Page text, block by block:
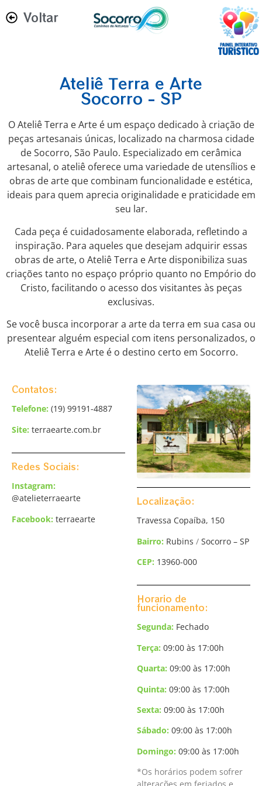
Voltar
Ateliê Terra e Arte
Socorro - SP
O Ateliê Terra e Arte é um espaço dedicado à criação de
peças artesanais únicas, localizado na charmosa cidade
de Socorro, São Paulo. Especializado em cerâmica
artesanal, o ateliê oferece uma variedade de utensílios e
obras de arte que combinam funcionalidade e estética,
ideais para quem aprecia originalidade e praticidade em
seu lar.
Cada peça é cuidadosamente elaborada, refletindo a
inspiração. Para aqueles que desejam adquirir essas
obras de arte, o Ateliê Terra e Arte disponibiliza suas
criações tanto no espaço próprio quanto no Empório do
Cristo, facilitando o acesso dos visitantes às peças
exclusivas.
Se você busca incorporar a arte da terra em sua casa ou
presentear alguém especial com itens personalizados, o
Ateliê Terra e Arte é o destino certo em Socorro.
Contatos:
Telefone: (19) 99191-4887
Site: terraearte.com.br
Redes Sociais:
Instagram:
@atelieterraearte
Facebook: terraearte
Localização:
Travessa Copaíba, 150
Bairro: Rubins / Socorro – SP
CEP: 13960-000
Horario de
funcionamento:
Segunda: Fechado
Terça: 09:00 às 17:00h
Quarta: 09:00 às 17:00h
Quinta: 09:00 às 17:00h
Sexta: 09:00 às 17:00h
Sábado: 09:00 às 17:00h
Domingo: 09:00 às 17:00h
*Os horários podem sofrer